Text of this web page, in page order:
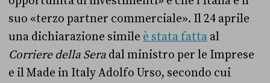
suo «terzo partner commerciale». Il 24 aprile
una dichiarazione simile è stata fatta al
Corriere della Sera dal ministro per le Imprese
e il Made in Italy Adolfo Urso, secondo cui